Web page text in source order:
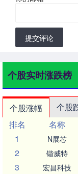
提交评论
个股实时涨跌榜
个股涨幅 个股
排名
名称
1
N展芯
2 锴威特
3 宏昌科技